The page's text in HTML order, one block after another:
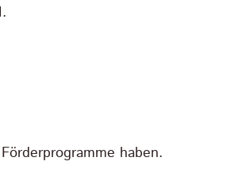
haben.